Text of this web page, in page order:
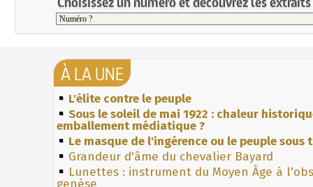
À LA UNE
L'élite contre le peuple
Sous le soleil de mai 1922 : chaleur
emballement médiatique ?
Le masque de l'ingérence ou le peuple sous
Grandeur d'âme du chevalier Bayard
Lunettes : instrument du Moyen Âge à
genèse